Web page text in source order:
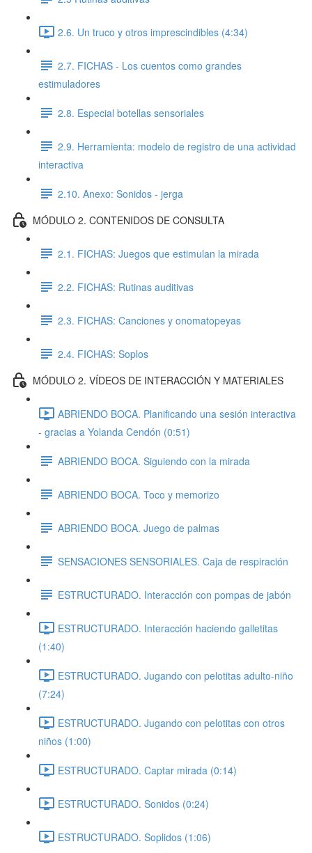
2.6. Un truco y otros imprescindibles (4:34)
2.7. FICHAS - Los cuentos como grandes
estimuladores
2.8. Especial botellas sensoriales
2.9. Herramienta: modelo de registro de una actividad
interactiva
2.10. Anexo: Sonidos - jerga
MÓDULO 2. CONTENIDOS DE CONSULTA
2.1. FICHAS: Juegos que estimulan la mirada
2.2. FICHAS: Rutinas auditivas
2.3. FICHAS: Canciones y onomatopeyas
2.4. FICHAS: Soplos
MÓDULO 2. VÍDEOS DE INTERACCIÓN Y MATERIALES
ABRIENDO BOCA. Planificando una sesión interactiva
- gracias a Yolanda Cendón (0:51)
ABRIENDO BOCA. Siguiendo con la mirada
ABRIENDO BOCA. Toco y memorizo
ABRIENDO BOCA. Juego de palmas
SENSACIONES SENSORIALES. Caja de respiración
ESTRUCTURADO. Interacción con pompas de jabón
ESTRUCTURADO. Interacción haciendo galletitas
(1:40)
ESTRUCTURADO. Jugando con pelotitas adulto-niño
(7:24)
ESTRUCTURADO. Jugando con pelotitas con otros
niños (1:00)
ESTRUCTURADO. Captar mirada (0:14)
ESTRUCTURADO. Sonidos (0:24)
ESTRUCTURADO. Soplidos (1:06)